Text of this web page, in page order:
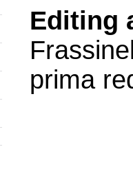
Editing
prima